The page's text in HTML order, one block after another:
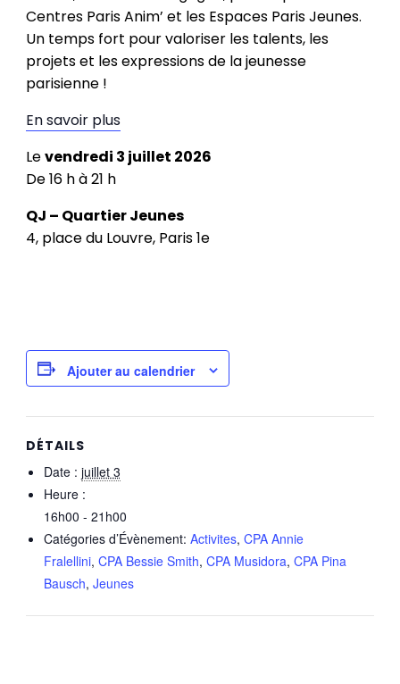
Centres Paris Anim’ et les Espaces Paris Jeunes.
Un temps fort pour valoriser les talents, les
projets et les expressions de la jeunesse
parisienne !
En savoir plus
Levendredi 3 juillet 2026
De 16 h à 21 h
QJ – Quartier Jeunes
4, place du Louvre, Paris 1e
Ajouter au calendrier
DÉTAILS
Date : juillet 3
Heure :
16h00 - 21h00
Catégories d’Évènement: Activites, CPA Annie
Fralellini, CPA Bessie Smith, CPA Musidora, CPA Pina
Bausch, Jeunes